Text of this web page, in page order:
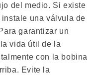
del medio. Si existe
una válvula de
garantizar un
vida útil de la
con la bobina
Evite la